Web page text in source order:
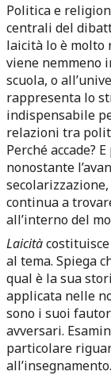
Politica e
centrali del
laicità lo è molto
viene nemmeno
scuola, o
rappresenta lo
indispensabile
relazioni tra
Perché accade?
nonostante
continua a
all’interno del
Laicità
al tema. Spiega
qual è la sua
applicata nelle
sono i suoi
avversari.
particolare
all’insegnamento.